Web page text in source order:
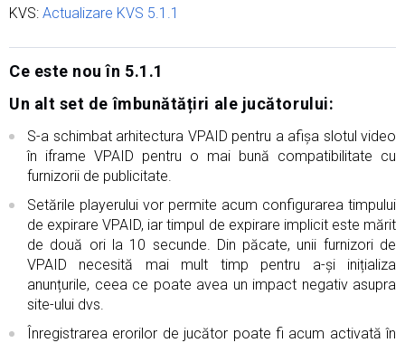
KVS: Actualizare KVS 5.1.1
Ce este nou în 5.1.1
Un alt set de îmbunătățiri ale jucătorului:
S-a schimbat arhitectura VPAID pentru a afișa slotul video
în iframe VPAID pentru o mai bună compatibilitate cu
furnizorii de publicitate.
Setările playerului vor permite acum configurarea timpului
de expirare VPAID, iar timpul de expirare implicit este mărit
de două ori la 10 secunde. Din păcate, unii furnizori de
VPAID necesită mai mult timp pentru a-și inițializa
anunțurile, ceea ce poate avea un impact negativ asupra
site-ului dvs.
Înregistrarea erorilor de jucător poate fi acum activată în